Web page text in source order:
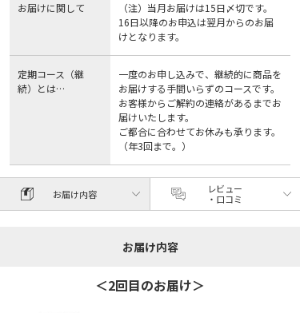
お届けに関して
（注）当月お届けは15日〆切です。
16日以降のお申込は翌月からのお届
けとなります。
定期コース（継
続）とは…
一度のお申し込みで、継続的に商品を
お届けする手間いらずのコースです。
お客様からご解約の連絡があるまでお
届けいたします。
ご都合に合わせてお休みも承ります。
（年3回まで。）
お届け内容
レビュー
・口コミ
お届け内容
＜2回目のお届け＞